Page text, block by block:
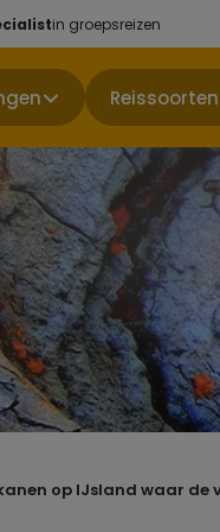
in groepsreizen
Reissoorten
op IJsland waar de